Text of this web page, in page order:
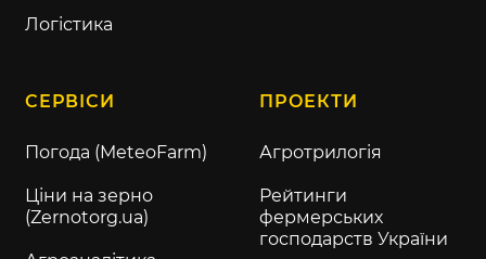
Логістика
СЕРВІСИ
Погода (MeteoFarm)
Ціни на зерно
(Zernotorg.ua)
ПРОЕКТИ
Агротрилогія
Рейтинги
фермерських
господарств України